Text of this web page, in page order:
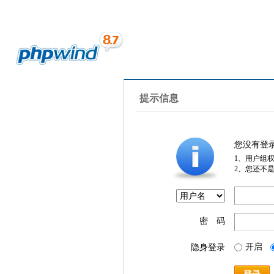
提示信息
您没有登
1、用户组
2、您还不
密 码
隐身登录 开启